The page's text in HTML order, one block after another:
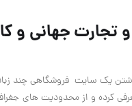
تجارت جهانی و
یک سایت فروشگاهی چند
کرده و از محدودیت های